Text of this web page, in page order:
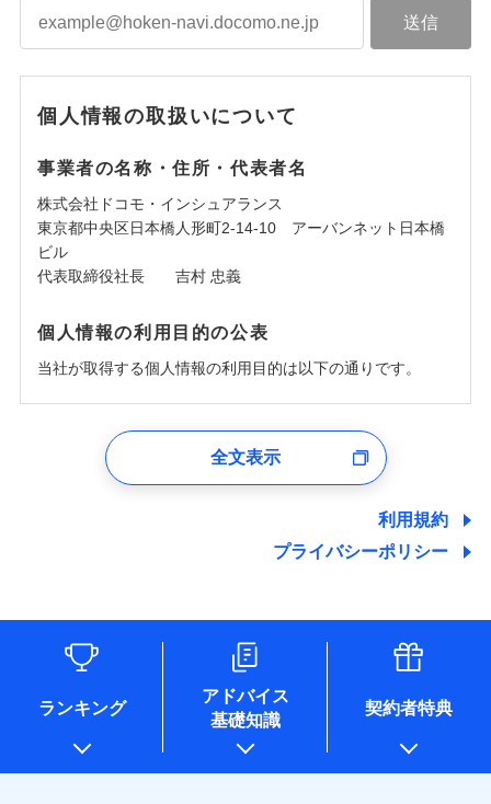
個人情報の取扱いについて
事業者の名称・住所・代表者名
株式会社ドコモ・インシュアランス
東京都中央区日本橋人形町2-14-10 アーバンネット日本橋
ビル
代表取締役社長 吉村 忠義
個人情報の利用目的の公表
当社が取得する個人情報の利用目的は以下の通りです。
ユーザー登録受付および、管理のため
しくは委託を受けている保険会社・提携会社の保険その他に
関する情報を提供し、金融商品等の契約を勧奨するため、ま
た維持管理等の委託業務遂行のため、またそれらに付帯、関
情報を取引のある他の保険会社の商品・サービスをご提案す
るために利用させていただくことがあります。）
各種セミナーの開催のため
コンサルティングサービスの実施のため
アンケートやキャンペーン等の実施のため
上記に係る案内・手続き・管理等付帯業務を行うため
* 当社が委託を受けている保険会社の情報は、保険会社のホ
ームページに掲載しておりますので、ご確認ください。
全文表示
利用規約
プライバシーポリシー
ランキング
アドバイス
基礎知識
契約者特典